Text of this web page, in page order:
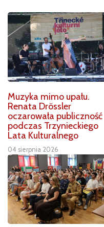
Muzyka mimo upału.
Renata Drössler
oczarowała publiczność
podczas Trzynieckiego
Lata Kulturalnego
04 sierpnia 2026